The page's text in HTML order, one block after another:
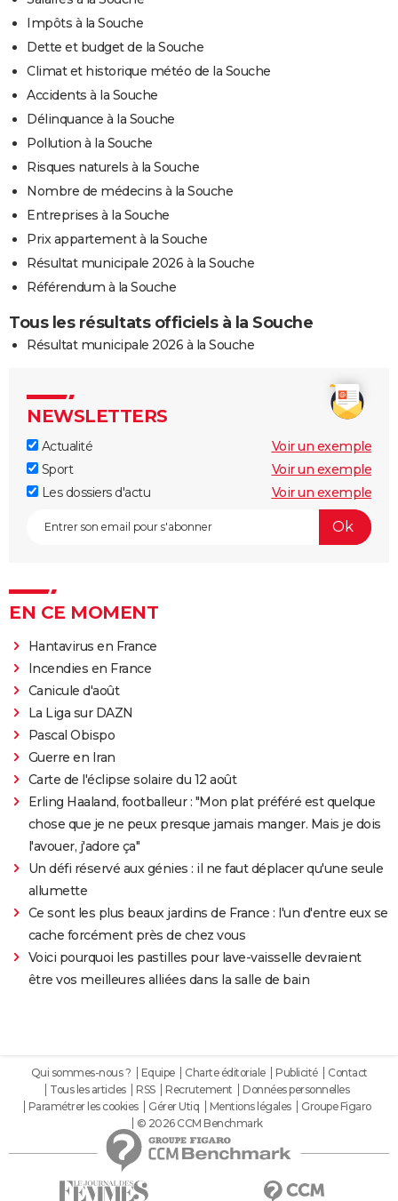
Impôts à la Souche
Dette et budget de la Souche
Climat et historique météo de la Souche
Accidents à la Souche
Délinquance à la Souche
Pollution à la Souche
Risques naturels à la Souche
Nombre de médecins à la Souche
Entreprises à la Souche
Prix appartement à la Souche
Résultat municipale 2026 à la Souche
Référendum à la Souche
Tous les résultats officiels à la Souche
Résultat municipale 2026 à la Souche
NEWSLETTERS
Actualité
Voir un exemple
Sport
Voir un exemple
Les dossiers d'actu
Voir un exemple
EN CE MOMENT
Hantavirus en France
Incendies en France
Canicule d'août
La Liga sur DAZN
Pascal Obispo
Guerre en Iran
Carte de l'éclipse solaire du 12 août
Erling Haaland, footballeur : "Mon plat préféré est quelque
chose que je ne peux presque jamais manger. Mais je dois
l'avouer, j'adore ça"
Un défi réservé aux génies : il ne faut déplacer qu'une seule
allumette
Ce sont les plus beaux jardins de France : l'un d'entre eux se
cache forcément près de chez vous
Voici pourquoi les pastilles pour lave-vaisselle devraient
être vos meilleures alliées dans la salle de bain
Qui sommes-nous ? Equipe Charte éditoriale Publicité
Contact
Tous les articles
RSS Recrutement
Données personnelles
Paramétrer les cookies
Gérer Utiq Mentions légales
Groupe Figaro
© 2026 CCM Benchmark